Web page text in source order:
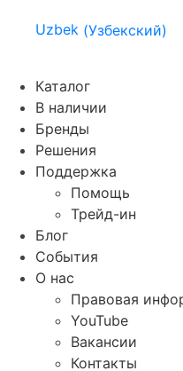
Uzbek (Узбекский)
Каталог
В наличии
Бренды
Решения
Поддержка
Помощь
Трейд-ин
Блог
События
О нас
Правовая
YouTube
Вакансии
Контакты